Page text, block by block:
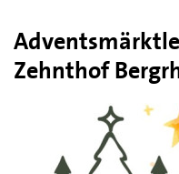
Zehnthof